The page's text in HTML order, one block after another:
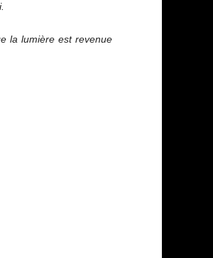
la lumière est revenue